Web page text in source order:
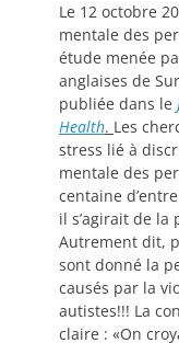
Le 12 octobre
mentale des
étude menée
anglaises de
publiée dans le
Health. Les
stress lié à
mentale des
centaine
il s’agirait de
Autrement dit,
sont donné la
causés par la
autistes!!! La
claire : «On